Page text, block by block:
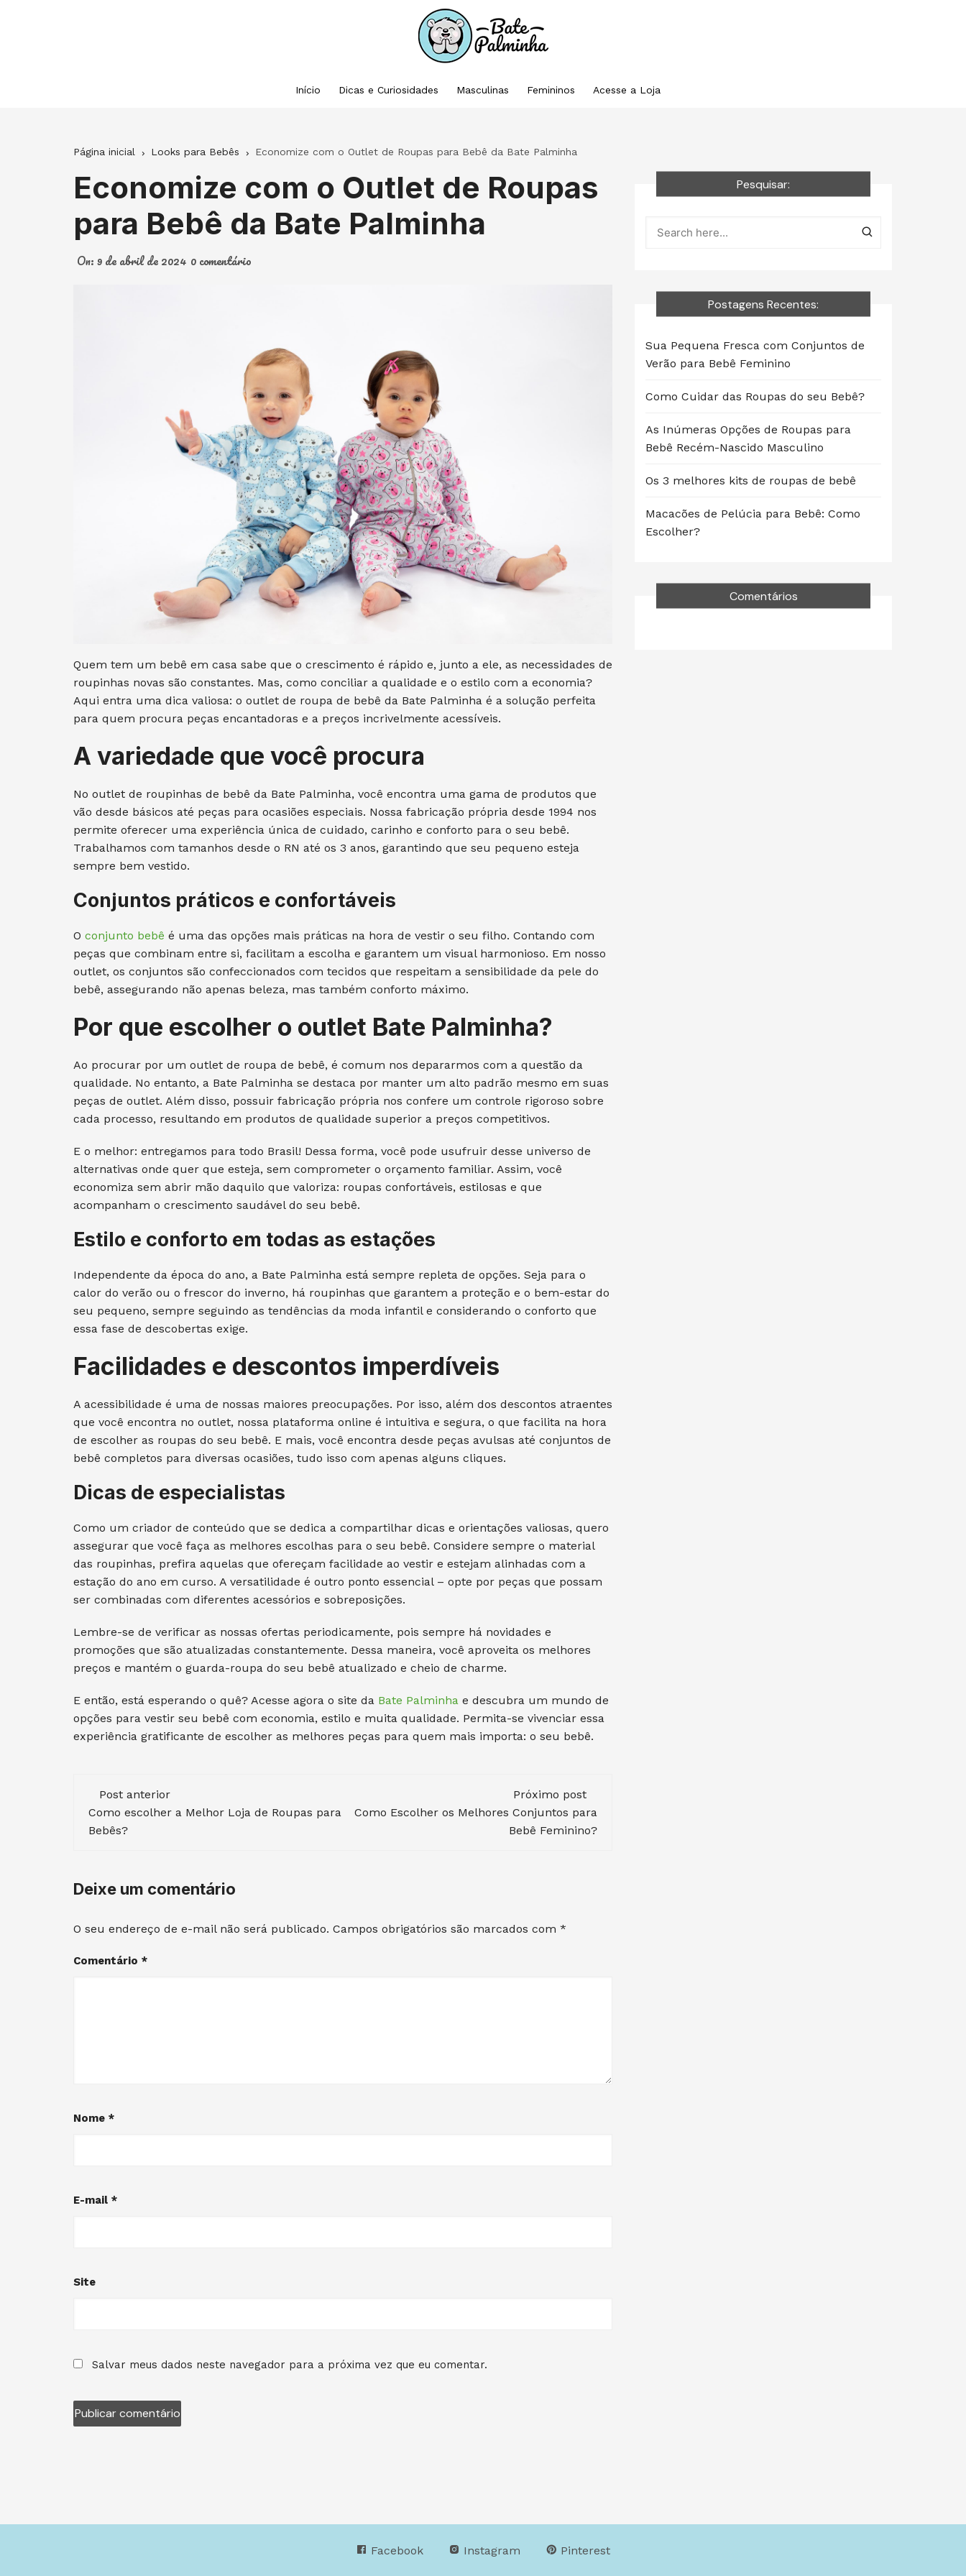
Início Dicas e Curiosidades Masculinas Femininos Acesse a Loja
Página inicial Looks para Bebês Economize com o Outlet de Roupas para Bebê da Bate Palminha
Economize com o Outlet de Roupas
para Bebê da Bate Palminha
On:9 de abril de 2024 0 comentário
Quem tem um bebê em casa sabe que o crescimento é rápido e, junto a ele, as necessidades de
roupinhas novas são constantes. Mas, como conciliar a qualidade e o estilo com a economia?
Aqui entra uma dica valiosa: o outlet de roupa de bebê da Bate Palminha é a solução perfeita
para quem procura peças encantadoras e a preços incrivelmente acessíveis.
A variedade que você procura
No outlet de roupinhas de bebê da Bate Palminha, você encontra uma gama de produtos que
vão desde básicos até peças para ocasiões especiais. Nossa fabricação própria desde 1994 nos
permite oferecer uma experiência única de cuidado, carinho e conforto para o seu bebê.
Trabalhamos com tamanhos desde o RN até os 3 anos, garantindo que seu pequeno esteja
sempre bem vestido.
Conjuntos práticos e confortáveis
O conjunto bebê é uma das opções mais práticas na hora de vestir o seu filho. Contando com
peças que combinam entre si, facilitam a escolha e garantem um visual harmonioso. Em nosso
outlet, os conjuntos são confeccionados com tecidos que respeitam a sensibilidade da pele do
bebê, assegurando não apenas beleza, mas também conforto máximo.
Por que escolher o outlet Bate Palminha?
Ao procurar por um outlet de roupa de bebê, é comum nos depararmos com a questão da
qualidade. No entanto, a Bate Palminha se destaca por manter um alto padrão mesmo em suas
peças de outlet. Além disso, possuir fabricação própria nos confere um controle rigoroso sobre
cada processo, resultando em produtos de qualidade superior a preços competitivos.
E o melhor: entregamos para todo Brasil! Dessa forma, você pode usufruir desse universo de
alternativas onde quer que esteja, sem comprometer o orçamento familiar. Assim, você
economiza sem abrir mão daquilo que valoriza: roupas confortáveis, estilosas e que
acompanham o crescimento saudável do seu bebê.
Estilo e conforto em todas as estações
Independente da época do ano, a Bate Palminha está sempre repleta de opções. Seja para o
calor do verão ou o frescor do inverno, há roupinhas que garantem a proteção e o bem-estar do
seu pequeno, sempre seguindo as tendências da moda infantil e considerando o conforto que
essa fase de descobertas exige.
Facilidades e descontos imperdíveis
A acessibilidade é uma de nossas maiores preocupações. Por isso, além dos descontos atraentes
que você encontra no outlet, nossa plataforma online é intuitiva e segura, o que facilita na hora
de escolher as roupas do seu bebê. E mais, você encontra desde peças avulsas até conjuntos de
bebê completos para diversas ocasiões, tudo isso com apenas alguns cliques.
Dicas de especialistas
Como um criador de conteúdo que se dedica a compartilhar dicas e orientações valiosas, quero
assegurar que você faça as melhores escolhas para o seu bebê. Considere sempre o material
das roupinhas, prefira aquelas que ofereçam facilidade ao vestir e estejam alinhadas com a
estação do ano em curso. A versatilidade é outro ponto essencial – opte por peças que possam
ser combinadas com diferentes acessórios e sobreposições.
Lembre-se de verificar as nossas ofertas periodicamente, pois sempre há novidades e
promoções que são atualizadas constantemente. Dessa maneira, você aproveita os melhores
preços e mantém o guarda-roupa do seu bebê atualizado e cheio de charme.
E então, está esperando o quê? Acesse agora o site da Bate Palminha e descubra um mundo de
opções para vestir seu bebê com economia, estilo e muita qualidade. Permita-se vivenciar essa
experiência gratificante de escolher as melhores peças para quem mais importa: o seu bebê.
Navegação
de
post
Post anterior
Como escolher a Melhor Loja de Roupas para
Bebês?
Próximo post
Como Escolher os Melhores Conjuntos para
Bebê Feminino?
Deixe um comentário
O seu endereço de e-mail não será publicado. Campos obrigatórios são marcados com *
Comentário *
Nome *
E-mail *
Site
Salvar meus dados neste navegador para a próxima vez que eu comentar.
Pesquisar:
Postagens Recentes:
Sua Pequena Fresca com Conjuntos de
Verão para Bebê Feminino
Como Cuidar das Roupas do seu Bebê?
As Inúmeras Opções de Roupas para
Bebê Recém-Nascido Masculino
Os 3 melhores kits de roupas de bebê
Macacões de Pelúcia para Bebê: Como
Escolher?
Comentários
Facebook Instagram Pinterest